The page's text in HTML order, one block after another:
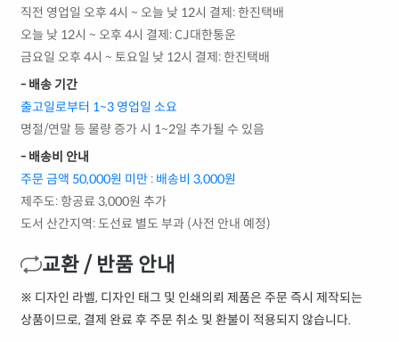
직전 영업일 오후 4시 ~ 오늘 낮 12시 결제: 한진택배
오늘 낮 12시 ~ 오후 4시 결제: CJ대한통운
금요일 오후 4시 ~ 토요일 낮 12시 결제: 한진택배
- 배송 기간
출고일로부터 1~3 영업일 소요
명절/연말 등 물량 증가 시 1~2일 추가될 수 있음
- 배송비 안내
주문 금액 50,000원 미만 : 배송비 3,000원
제주도: 항공료 3,000원 추가
도서 산간지역: 도선료 별도 부과 (사전 안내 예정)
교환 / 반품 안내
※ 디자인 라벨, 디자인 태그 및 인쇄의뢰 제품은 주문 즉시 제작되는
상품이므로, 결제 완료 후 주문 취소 및 환불이 적용되지 않습니다.